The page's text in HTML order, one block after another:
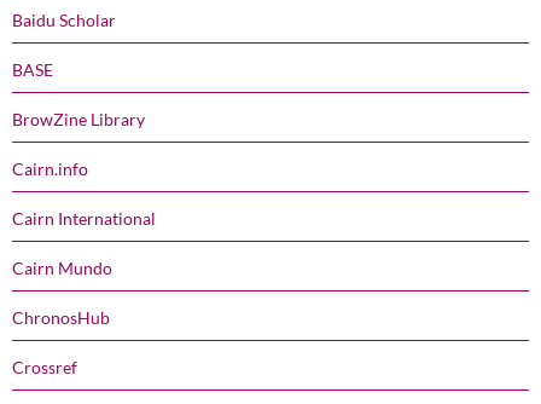
Baidu Scholar
BASE
BrowZine Library
Cairn.info
Cairn International
Cairn Mundo
ChronosHub
Crossref